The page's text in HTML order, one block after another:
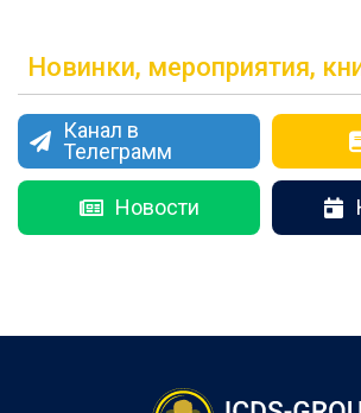
Новинки, мероприятия,
Канал в
Телеграмм
Новости